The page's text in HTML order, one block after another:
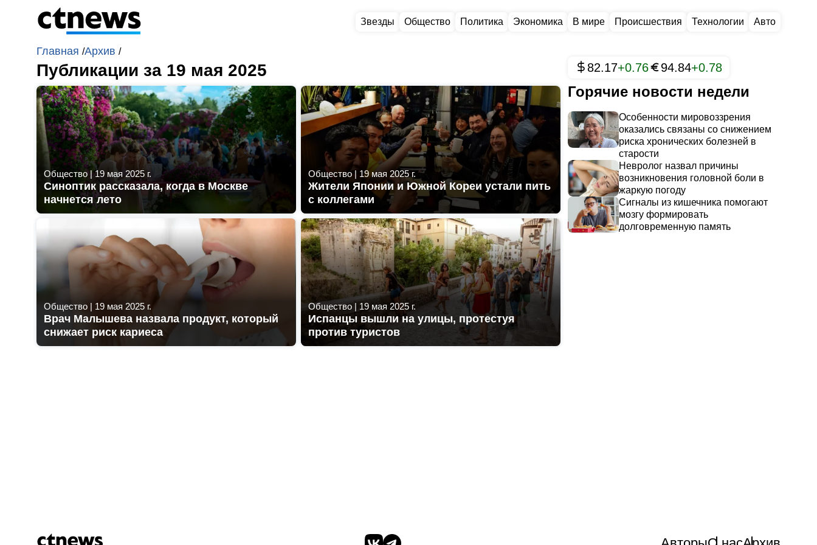
Звезды Общество Политика Экономика В мире Происшествия Технологии Авто
Главная /Архив /
Публикации за 19 мая 2025
Общество|19 мая 2025 г.
Синоптик рассказала, когда в Москве
начнется лето
Общество| 19 мая 2025 г.
Жители Японии и Южной Кореи устали пить
с коллегами
Общество | 19 мая 2025 г.
Врач Малышева назвала продукт, который
снижает риск кариеса
Общество | 19 мая 2025 г.
Испанцы вышли на улицы, протестуя
против туристов
82.17+0.76 94.84+0.78
Горячие новости недели
Особенности мировоззрения
оказались связаны со снижением
риска хронических болезней в
старости
Невролог назвал причины
возникновения головной боли в
жаркую погоду
Сигналы из кишечника помогают
мозгу формировать
долговременную память